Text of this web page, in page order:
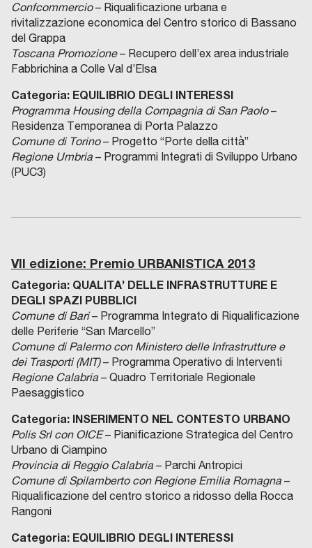
Confcommercio– Riqualificazione urbana e
rivitalizzazione economica del Centro storico di Bassano
del Grappa
Toscana Promozione– Recupero dell’ex area industriale
Fabbrichina a Colle Val d’Elsa
Categoria: EQUILIBRIO DEGLI INTERESSI
Programma Housing della Compagnia di San Paolo–
Residenza Temporanea di Porta Palazzo
Comune di Torino– Progetto “Porte della città”
Regione Umbria – Programmi Integrati di Sviluppo Urbano
(PUC3)
VII edizione: Premio URBANISTICA 2013
Categoria: QUALITA’ DELLE INFRASTRUTTURE E
DEGLI SPAZI PUBBLICI
Comune di Bari– Programma Integrato di Riqualificazione
delle Periferie “San Marcello”
Comune di Palermo con Ministero delle Infrastrutture e
dei Trasporti (MIT)– Programma Operativo di Interventi
Regione Calabria – Quadro Territoriale Regionale
Paesaggistico
Categoria: INSERIMENTO NEL CONTESTO URBANO
Polis Srl con OICE– Pianificazione Strategica del Centro
Urbano di Ciampino
Provincia di Reggio Calabria – Parchi Antropici
Comune di Spilamberto con Regione Emilia Romagna –
Riqualificazione del centro storico a ridosso della Rocca
Rangoni
Categoria: EQUILIBRIO DEGLI INTERESSI